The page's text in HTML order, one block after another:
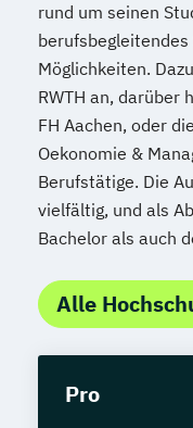
Soziale Arbeit
Soziale Arbeit
Jugendliche
Supply Chain
rund um seinen
Möglichkeiten.
RWTH an, darüber
FH Aachen, oder
Oekonomie &
Berufstätige. Die
vielfältig, und als
Bachelor als auch
Alle
Pro